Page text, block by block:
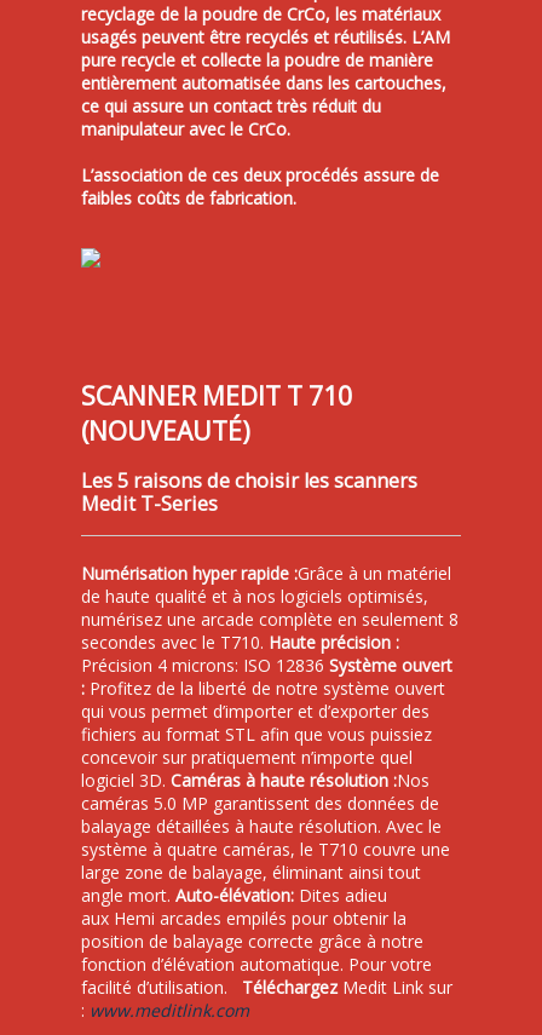
recyclage de la poudre de CrCo, les matériaux
usagés peuvent être recyclés et réutilisés. L’AM
pure recycle et collecte la poudre de manière
entièrement automatisée dans les cartouches,
ce qui assure un contact très réduit du
manipulateur avec le CrCo.
L’association de ces deux procédés assure de
faibles coûts de fabrication.
SCANNER MEDIT T 710
(NOUVEAUTÉ)
Les 5 raisons de choisir les scanners
Medit T-Series
Numérisation hyper rapide :Grâce à un matériel
de haute qualité et à nos logiciels optimisés,
numérisez une arcade complète en seulement 8
secondes avec le T710. Haute précision :
Précision 4 microns: ISO 12836Système ouvert
: Profitez de la liberté de notre système ouvert
qui vous permet d’importer et d’exporter des
fichiers au format STL afin que vous puissiez
concevoir sur pratiquement n’importe quel
logiciel 3D.Caméras à haute résolution :Nos
caméras 5.0 MP garantissent des données de
balayage détaillées à haute résolution. Avec le
système à quatre caméras, le T710 couvre une
large zone de balayage, éliminant ainsi tout
angle mort.Auto-élévation: Dites adieu
aux Hemi arcades empilés pour obtenir la
position de balayage correcte grâce à notre
fonction d’élévation automatique. Pour votre
facilité d’utilisation. Téléchargez Medit Link sur
: www.meditlink.com